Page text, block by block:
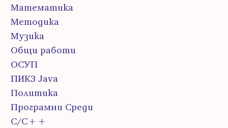
Математика
Методика
Музика
Общи работи
ОСУП
ПИК3 Java
Политика
Програмни Среди
С/С++